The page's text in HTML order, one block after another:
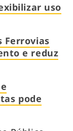
uso
Ferrovias
e reduz
pode